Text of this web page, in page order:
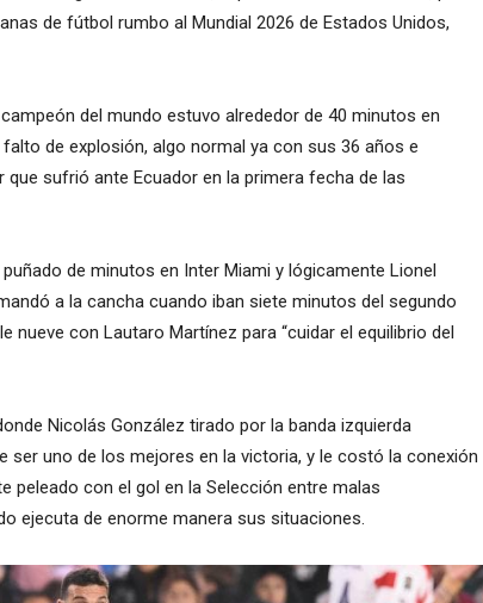
de fútbol rumbo al Mundial 2026 de Estados Unidos,
del mundo estuvo alrededor de 40 minutos en
de explosión, algo normal ya con sus 36 años e
sufrió ante Ecuador en la primera fecha de las
de minutos en Inter Miami y lógicamente Lionel
a la cancha cuando iban siete minutos del segundo
nueve con Lautaro Martínez para “cuidar el equilibrio del
Nicolás González tirado por la banda izquierda
ser uno de los mejores en la victoria, y le costó la conexión
peleado con el gol en la Selección entre malas
ejecuta de enorme manera sus situaciones.